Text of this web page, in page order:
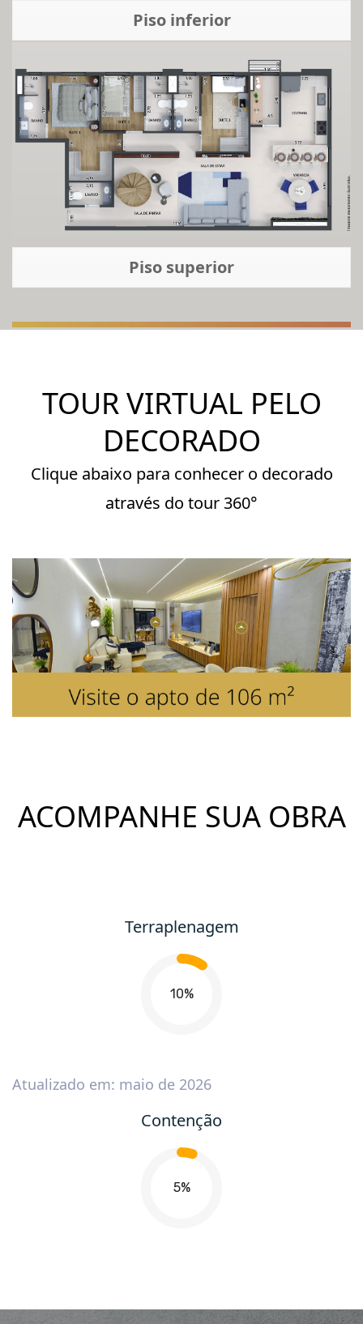
Piso inferior
Piso superior
TOUR VIRTUAL PELO
DECORADO
Clique abaixo para conhecer o decorado
através do tour 360°
ACOMPANHE SUA OBRA
Terraplenagem
10
Atualizado em: maio de 2026
Contenção
5